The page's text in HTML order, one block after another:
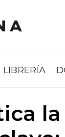
LIBRERÍA